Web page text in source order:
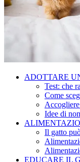
ADOTTARE
Test: che
Come
Idee di
Il gatto
EDUCARE IL